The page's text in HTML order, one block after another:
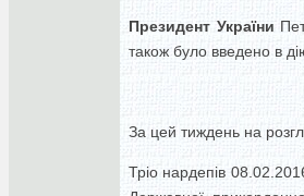
Президент України
також було введено в
За цей тиждень на
Тріо нардепів